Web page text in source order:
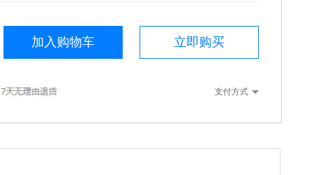
立即购买
加入购物车
支付方式